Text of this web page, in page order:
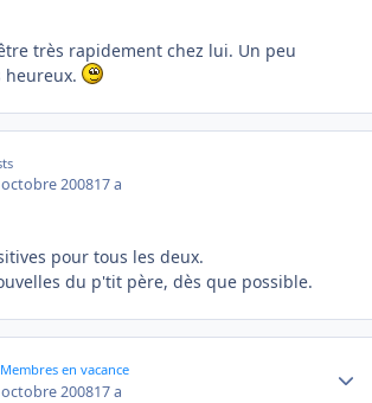
très rapidement chez lui. Un peu
heureux.
octobre 200817 a
pour tous les deux.
du p'tit père, dès que possible.
Membres en vacance
octobre 200817 a